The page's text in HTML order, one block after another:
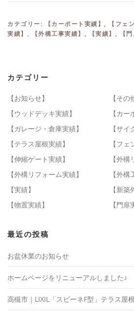
カテゴリー: 【カーポート実績】 , 【フェ
実績】 , 【外構工事実績】 , 【実績】 , 【
カテゴリー
【お知らせ】
【その
【ウッドデッキ実績】
【カー
【ガレージ・倉庫実績】
【サイ
【テラス屋根実績】
【フェ
【伸縮ゲート実績】
【外構
【外構リフォーム実績】
【外構
【実績】
【新築
【物置実績】
【門扉
最近の投稿
お盆休業のお知らせ
ホームページをリニューアルしました♪
高槻市｜LIXIL「スピーネF型」テラス屋